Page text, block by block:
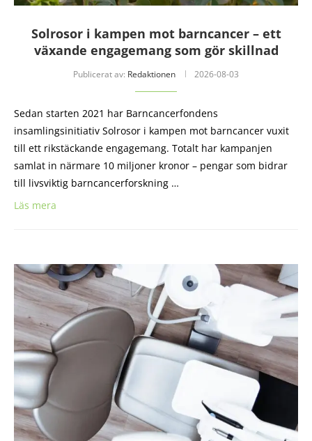
Solrosor i kampen mot barncancer – ett
växande engagemang som gör skillnad
Publicerat av: Redaktionen 2026-08-03
Sedan starten 2021 har Barncancerfondens
insamlingsinitiativ Solrosor i kampen mot barncancer vuxit
till ett rikstäckande engagemang. Totalt har kampanjen
samlat in närmare 10 miljoner kronor – pengar som bidrar
till livsviktig barncancerforskning …
Läs mera